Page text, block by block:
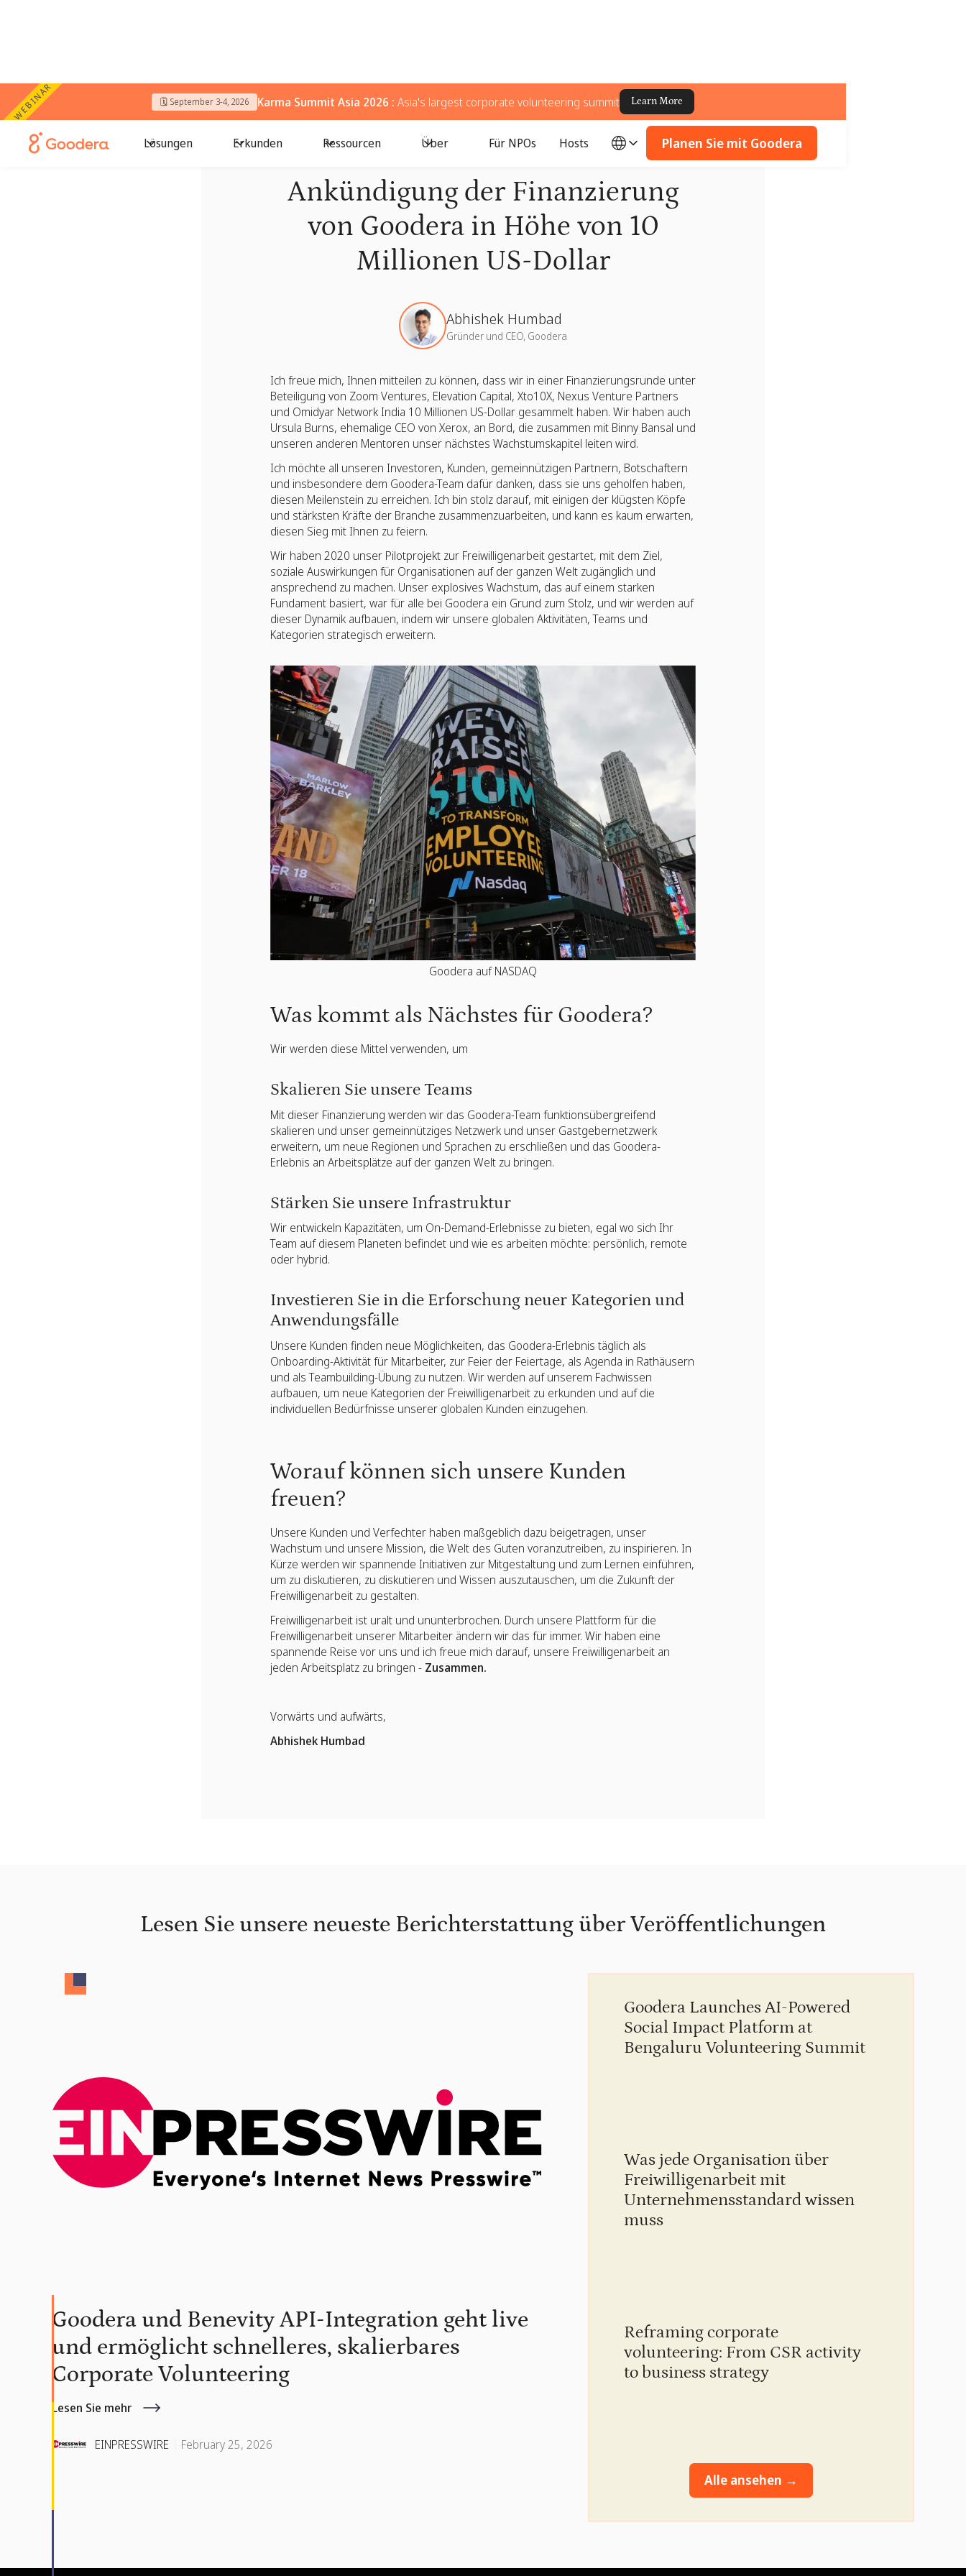
WEBINAR 🗓️ September 3-4, 2026 Karma Summit Asia 2026 : Asia's largest corporate volunteering summit Learn More
Lösungen Erkunden Ressourcen Über Für NPOs Hosts Planen Sie mit Goodera
Ankündigung der Finanzierung
von Goodera in Höhe von 10
Millionen US-Dollar
Abhishek Humbad
Gründer und CEO, Goodera
Ich freue mich, Ihnen mitteilen zu können, dass wir in einer Finanzierungsrunde unter
Beteiligung von Zoom Ventures, Elevation Capital, Xto10X, Nexus Venture Partners
und Omidyar Network India 10 Millionen US-Dollar gesammelt haben. Wir haben auch
Ursula Burns, ehemalige CEO von Xerox, an Bord, die zusammen mit Binny Bansal und
unseren anderen Mentoren unser nächstes Wachstumskapitel leiten wird.
Ich möchte all unseren Investoren, Kunden, gemeinnützigen Partnern, Botschaftern
und insbesondere dem Goodera-Team dafür danken, dass sie uns geholfen haben,
diesen Meilenstein zu erreichen. Ich bin stolz darauf, mit einigen der klügsten Köpfe
und stärksten Kräfte der Branche zusammenzuarbeiten, und kann es kaum erwarten,
diesen Sieg mit Ihnen zu feiern.
Wir haben 2020 unser Pilotprojekt zur Freiwilligenarbeit gestartet, mit dem Ziel,
soziale Auswirkungen für Organisationen auf der ganzen Welt zugänglich und
ansprechend zu machen. Unser explosives Wachstum, das auf einem starken
Fundament basiert, war für alle bei Goodera ein Grund zum Stolz, und wir werden auf
dieser Dynamik aufbauen, indem wir unsere globalen Aktivitäten, Teams und
Kategorien strategisch erweitern.
Goodera auf NASDAQ
Was kommt als Nächstes für Goodera?
Wir werden diese Mittel verwenden, um
Skalieren Sie unsere Teams
Mit dieser Finanzierung werden wir das Goodera-Team funktionsübergreifend
skalieren und unser gemeinnütziges Netzwerk und unser Gastgebernetzwerk
erweitern, um neue Regionen und Sprachen zu erschließen und das Goodera-
Erlebnis an Arbeitsplätze auf der ganzen Welt zu bringen.
Stärken Sie unsere Infrastruktur
Wir entwickeln Kapazitäten, um On-Demand-Erlebnisse zu bieten, egal wo sich Ihr
Team auf diesem Planeten befindet und wie es arbeiten möchte: persönlich, remote
oder hybrid.
Investieren Sie in die Erforschung neuer Kategorien und
Anwendungsfälle
Unsere Kunden finden neue Möglichkeiten, das Goodera-Erlebnis täglich als
Onboarding-Aktivität für Mitarbeiter, zur Feier der Feiertage, als Agenda in Rathäusern
und als Teambuilding-Übung zu nutzen. Wir werden auf unserem Fachwissen
aufbauen, um neue Kategorien der Freiwilligenarbeit zu erkunden und auf die
individuellen Bedürfnisse unserer globalen Kunden einzugehen.
Worauf können sich unsere Kunden
freuen?
Unsere Kunden und Verfechter haben maßgeblich dazu beigetragen, unser
Wachstum und unsere Mission, die Welt des Guten voranzutreiben, zu inspirieren. In
Kürze werden wir spannende Initiativen zur Mitgestaltung und zum Lernen einführen,
um zu diskutieren, zu diskutieren und Wissen auszutauschen, um die Zukunft der
Freiwilligenarbeit zu gestalten.
Freiwilligenarbeit ist uralt und ununterbrochen. Durch unsere Plattform für die
Freiwilligenarbeit unserer Mitarbeiter ändern wir das für immer. Wir haben eine
spannende Reise vor uns und ich freue mich darauf, unsere Freiwilligenarbeit an
jeden Arbeitsplatz zu bringen - Zusammen.
Vorwärts und aufwärts,
Abhishek Humbad
Lesen Sie unsere neueste Berichterstattung über Veröffentlichungen
Goodera und Benevity API-Integration geht live
und ermöglicht schnelleres, skalierbares
Corporate Volunteering
Lesen Sie mehr
EINPRESSWIRE February 25, 2026
Goodera Launches AI-Powered
Social Impact Platform at
Bengaluru Volunteering Summit
Was jede Organisation über
Freiwilligenarbeit mit
Unternehmensstandard wissen
muss
Reframing corporate
volunteering: From CSR activity
to business strategy
Alle ansehen →